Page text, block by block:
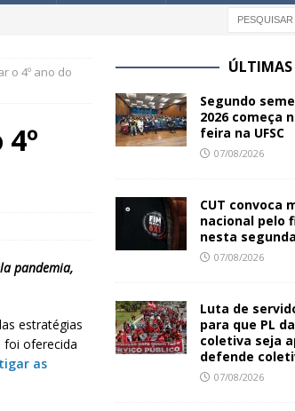
o 4º ano do
pandemia,
estratégias
foi oferecida
as
ÚLTIMAS
Segundo
2026 começa
feira na UFSC
07/08/2026
CUT convoca
nacional pelo
nesta
07/08/2026
Luta de
para que PL
coletiva seja
defende
07/08/2026